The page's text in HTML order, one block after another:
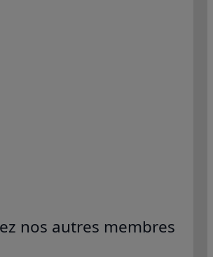
nos autres membres